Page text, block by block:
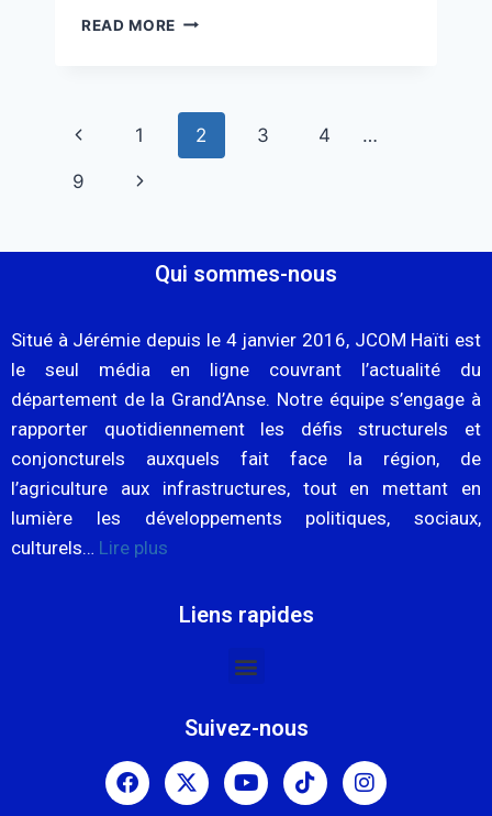
READ MORE
1 2 3 4 …
9
Qui sommes-nous
Situé à Jérémie depuis le 4 janvier 2016, JCOM Haïti est
le seul média en ligne couvrant l’actualité du
département de la Grand’Anse. Notre équipe s’engage à
rapporter quotidiennement les défis structurels et
conjoncturels auxquels fait face la région, de
l’agriculture aux infrastructures, tout en mettant en
lumière les développements politiques, sociaux,
culturels… Lire plus
Liens rapides
Suivez-nous